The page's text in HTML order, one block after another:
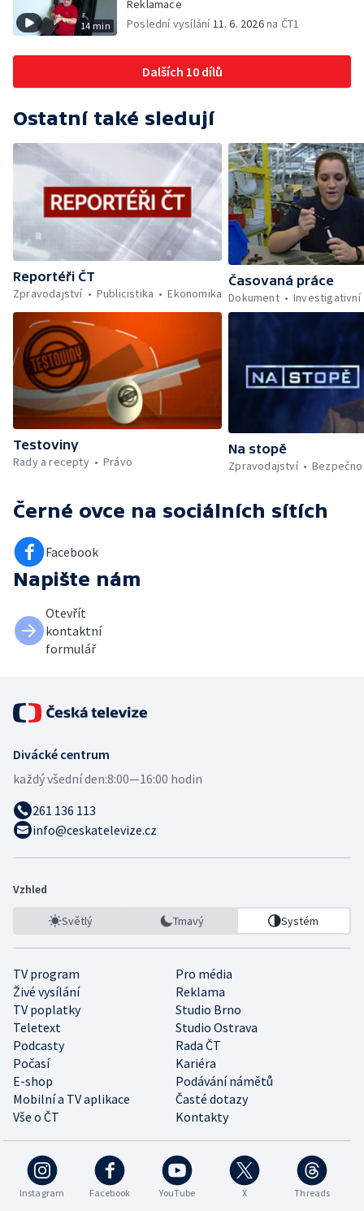
14 min
Reklamace
Poslední vysílání11. 6. 2026na ČT1
Dalších 10 dílů
Ostatní také sledují
Reportéři ČT
Zpravodajství
Publicistika Ekonomika
Časovaná práce
Dokument
Investigativní
Testoviny
Rady a recepty
Právo
Na stopě
Zpravodajství
Černé ovce na sociálních sítích
Facebook
Napište nám
Otevřít
kontaktní
formulář
Divácké centrum
každý všední den:8:00—16:00 hodin
261 136 113
info@ceskatelevize.cz
Vzhled
Světlý Tmavý Systém
TV program
Pro média
Živé vysílání
Reklama
TV poplatky
Studio Brno
Teletext
Studio Ostrava
Podcasty
Rada ČT
Počasí
Kariéra
E-shop
Podávání námětů
Mobilní a TV aplikace
Časté dotazy
Vše o ČT
Kontakty
Instagram Facebook YouTube X Threads